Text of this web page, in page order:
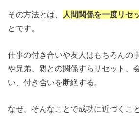
その方法とは、 人間関係を一度リセ
とです。
仕事の付き合いや友人はもちろんの
や兄弟、親との関係すらリセット、
い、付き合いを断絶する。
なぜ、そんなことで成功に近づくこ